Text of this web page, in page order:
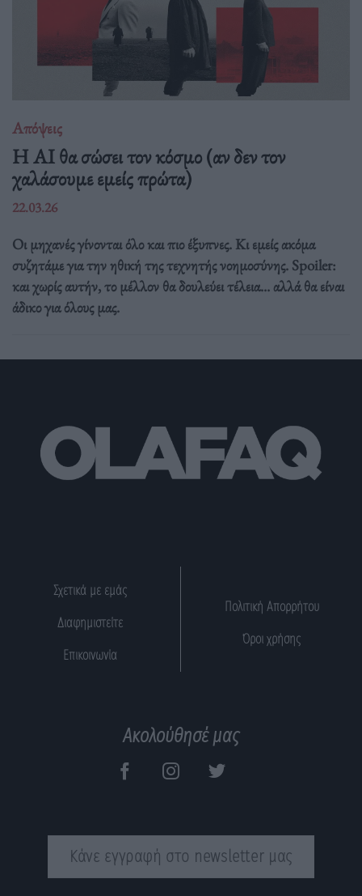
Απόψεις
Η AI θα σώσει τον κόσμο (αν δεν τον
χαλάσουμε εμείς πρώτα)
22.03.26
Οι μηχανές γίνονται όλο και πιο έξυπνες. Κι εμείς ακόμα
συζητάμε για την ηθική της τεχνητής νοημοσύνης. Spoiler:
και χωρίς αυτήν, το μέλλον θα δουλεύει τέλεια... αλλά θα είναι
άδικο για όλους μας.
Σχετικά με εμάς
Διαφημιστείτε
Επικοινωνία
Πολιτική Απορρήτου
Όροι χρήσης
Ακολούθησέ μας
Κάνε εγγραφή στο newsletter μας